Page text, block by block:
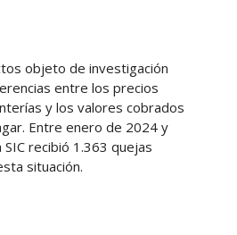
objeto de investigación
entre los precios
y los valores cobrados
Entre enero de 2024 y
recibió 1.363 quejas
situación.